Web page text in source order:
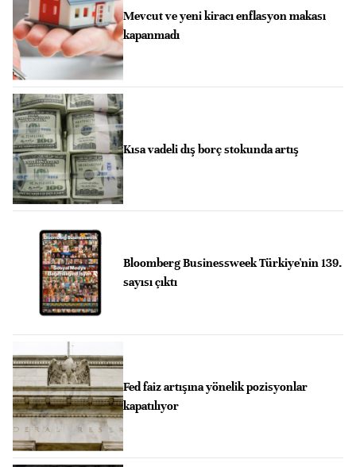
Mevcut ve yeni kiracı enflasyon makası
kapanmadı
Kısa vadeli dış borç stokunda artış
Bloomberg Businessweek Türkiye'nin 139.
sayısı çıktı
Fed faiz artışına yönelik pozisyonlar
kapatılıyor